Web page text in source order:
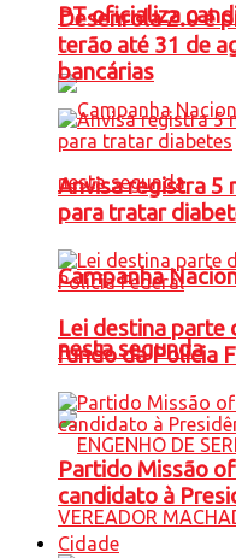
PT oficializa
Campanha
nesta segunda
Desenrola 2.0 é
terão até 31 de
bancárias
Anvisa registra 5
para tratar
Lei destina parte
fundo da Polícia
Partido Missão
candidato à
Cidade